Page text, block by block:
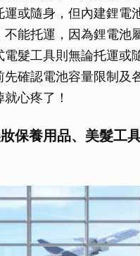
運或隨身，但內建鋰電
不能托運，因為鋰電池
電髮工具則無論托運或
先確認電池容量限制及
心疼了！
保養用品、美髮工